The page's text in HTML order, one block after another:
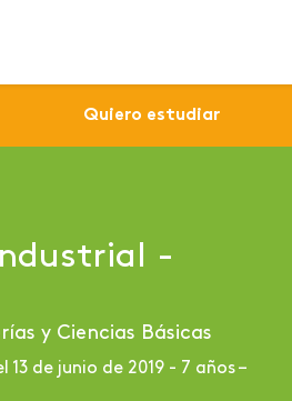
Virtuales Ingeniería Industrial
-
y Ciencias Básicas
13 de junio de 2019 - 7 años –
Quiero estudiar